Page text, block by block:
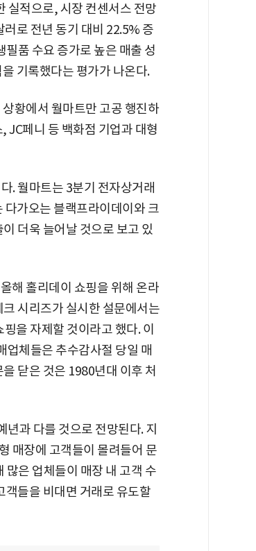
실적으로, 시장 컨센서스 전망
로 전년 동기 대비 22.5% 증
품 수요 증가로 높은 매출 성
기록했다는 평가가 나온다.
황에서 월마트만 고공 행진하
JC페니 등 백화점 기업과 대형
. 월마트는 3분기 전자상거래
가오는 블랙프라이데이와 크
더욱 늘어날 것으로 보고 있
해 홀리데이 쇼핑을 위해 온라
시리즈가 실시한 설문에서는
을 자제할 것이라고 했다. 이
업체들은 추수감사절 당일 매
닫은 것은 1980년대 이후 처
과 다를 것으로 전망된다. 지
매장에 고객들이 몰려들어 문
은 업체들이 매장 내 고객 수
객들을 비대면 거래로 유도할